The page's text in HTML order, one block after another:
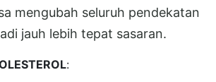
mengubah seluruh pendekatan
jauh lebih tepat sasaran.
: